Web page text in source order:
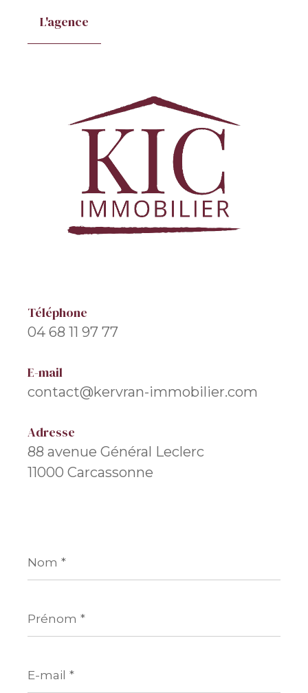
L'agence
Téléphone
04 68 11 97 77
E-mail
contact@kervran-immobilier.com
Adresse
88 avenue Général Leclerc
11000 Carcassonne
*
*
mail
*